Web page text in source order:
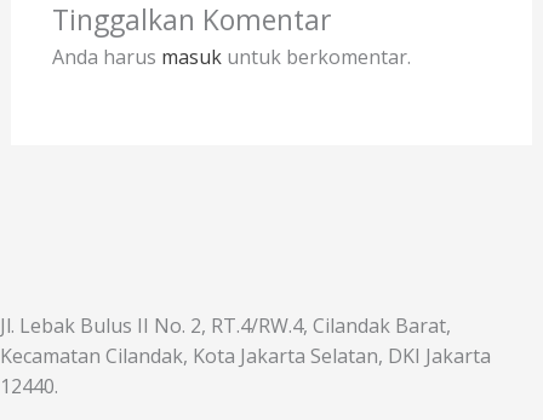
Tinggalkan Komentar
Anda harus masukuntuk berkomentar.
Jl. Lebak Bulus II No. 2, RT.4/RW.4, Cilandak Barat,
Kecamatan Cilandak, Kota Jakarta Selatan, DKI Jakarta
12440.